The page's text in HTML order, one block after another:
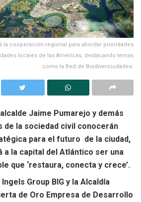
la cooperación regional para abordar prioridades
locales de las Américas, destacando temas
como la Red de Biodiverciudades.
Jaime Pumarejo y demás
de la sociedad civil conocerán
para el futuro de la ciudad,
a la capital del Atlántico ser una
que ‘restaura, conecta y crece’.
Group BIG y la Alcaldía
de Oro Empresa de Desarrollo